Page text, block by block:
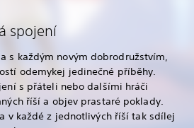
spojení
s každým novým dobrodružstvím,
odemykej jedinečné příběhy.
s přáteli nebo dalšími hráči
říší a objev prastaré poklady.
v každé z jednotlivých říší tak sdílej